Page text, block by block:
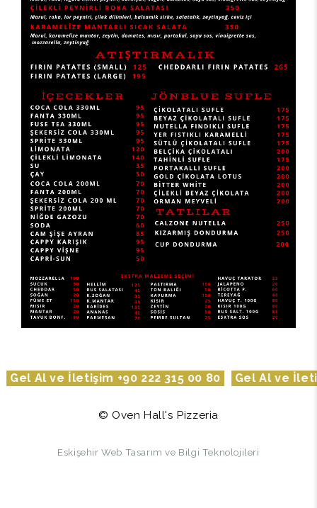
Al ve İletişim +90 222 315 00 80 Gel Al ve
© Oven Hall's Pizzeria
Eskişehir Web Tasarım ve Bilgi Teknolojileri